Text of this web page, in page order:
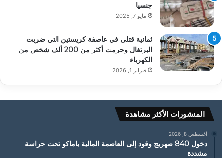
جنسيا
مايو 7, 2025
ثمانية قتلى في عاصفة كريستين التي ضربت
البرتغال وحرمت أكثر من 200 ألف شخص من
الكهرباء
فبراير 1, 2026
المنشورات الأكثر مشاهدة
أغسطس 8, 2026
دخول 840 صهريج وقود إلى العاصمة المالية باماكو تحت حراسة
مشددة